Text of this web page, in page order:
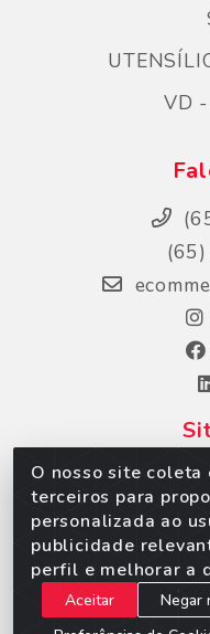
O nosso site coleta
terceiros para
personalizada ao
publicidade
perfil e melhorar a
Aceitar
Negar
VD